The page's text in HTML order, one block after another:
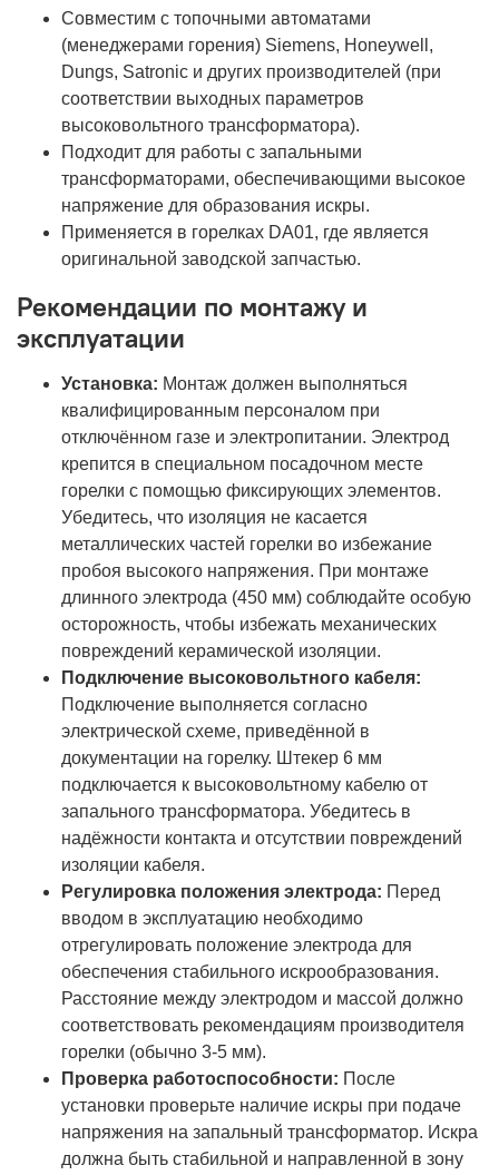
Совместим с топочными автоматами
(менеджерами горения) Siemens, Honeywell,
Dungs, Satronic и других производителей (при
соответствии выходных параметров
высоковольтного трансформатора).
Подходит для работы с запальными
трансформаторами, обеспечивающими высокое
напряжение для образования искры.
Применяется в горелках DA01, где является
оригинальной заводской запчастью.
Рекомендации по монтажу и
эксплуатации
Установка: Монтаж должен выполняться
квалифицированным персоналом при
отключённом газе и электропитании. Электрод
крепится в специальном посадочном месте
горелки с помощью фиксирующих элементов.
Убедитесь, что изоляция не касается
металлических частей горелки во избежание
пробоя высокого напряжения. При монтаже
длинного электрода (450 мм) соблюдайте особую
осторожность, чтобы избежать механических
повреждений керамической изоляции.
Подключение высоковольтного кабеля:
Подключение выполняется согласно
электрической схеме, приведённой в
документации на горелку. Штекер 6 мм
подключается к высоковольтному кабелю от
запального трансформатора. Убедитесь в
надёжности контакта и отсутствии повреждений
изоляции кабеля.
Регулировка положения электрода: Перед
вводом в эксплуатацию необходимо
отрегулировать положение электрода для
обеспечения стабильного искрообразования.
Расстояние между электродом и массой должно
соответствовать рекомендациям производителя
горелки (обычно 3-5 мм).
Проверка работоспособности: После
установки проверьте наличие искры при подаче
напряжения на запальный трансформатор. Искра
должна быть стабильной и направленной в зону